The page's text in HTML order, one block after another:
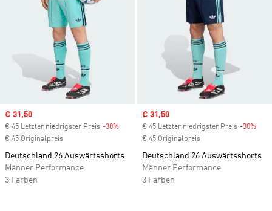
Sale price
€ 31,50
€ 45 Letzter niedrigster Preis -30% Discount
€ 45 Originalpreis
Deutschland 26 Auswärtsshorts
Männer Performance
3 Farben
Sale price
€ 31,50
€ 45 Letzter niedrigster Preis -30%
€ 45 Originalpreis
Deutschland 26 Auswärtsshorts
Männer Performance
3 Farben